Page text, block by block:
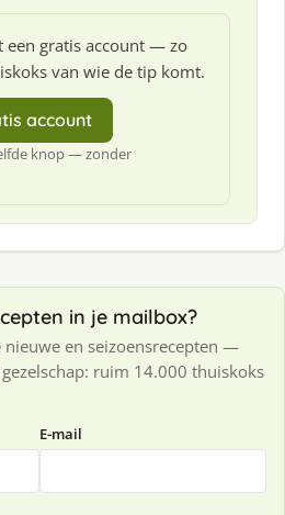
een gratis account — zo
van wie de tip komt.
account
knop — zonder
in je mailbox?
nieuwe en seizoensrecepten —
ruim 14.000 thuiskoks
E-mail